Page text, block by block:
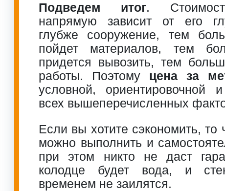
Подведем итог.
напрямую зависит от его
глубже сооружение, тем
пойдет материалов, тем
придется вывозить, тем
работы. Поэтому цена за
условной, ориентировочной
всех вышеперечисленных
Если вы хотите сэкономить, то
можно выполнить и
при этом никто не даст
колодце будет вода, и
временем не заилятся.